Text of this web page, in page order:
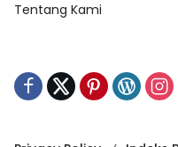
Tentang Kami